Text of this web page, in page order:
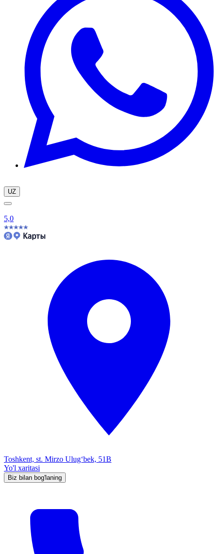
UZ
5,0
Toshkent, st. Mirzo Ulug‘bek, 51B
Yo'l xaritasi
Biz bilan bog'laning